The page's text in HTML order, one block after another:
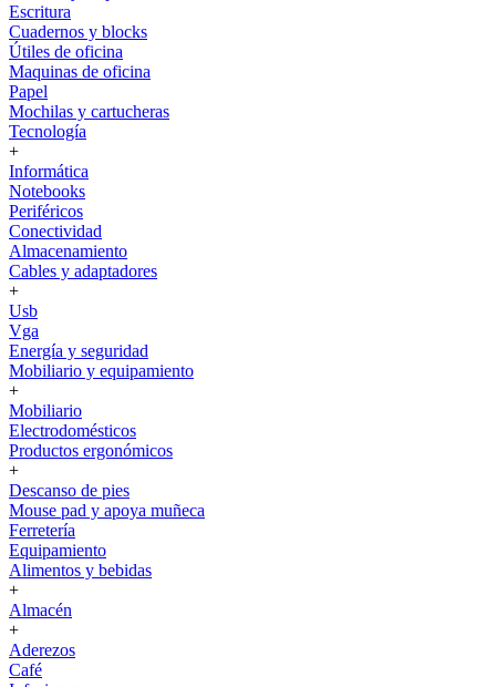
Escritura
Cuadernos y blocks
Útiles de oficina
Maquinas de oficina
Papel
Mochilas y cartucheras
Tecnología
+
Informática
Notebooks
Periféricos
Conectividad
Almacenamiento
Cables y adaptadores
+
Usb
Vga
Energía y seguridad
Mobiliario y equipamiento
+
Mobiliario
Electrodomésticos
Productos ergonómicos
+
Descanso de pies
Mouse pad y apoya muñeca
Ferretería
Equipamiento
Alimentos y bebidas
+
Almacén
+
Aderezos
Café